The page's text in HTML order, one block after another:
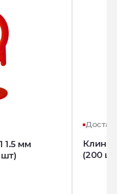
1.5 мм
Клин
(200